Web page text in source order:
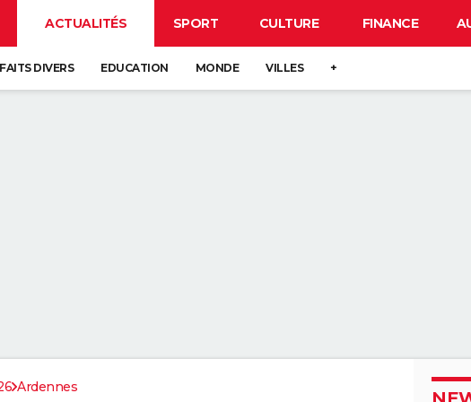
ACTUALITÉS SPORT CULTURE FINANCE
FAITS DIVERS EDUCATION MONDE VILLES +
Ardennes